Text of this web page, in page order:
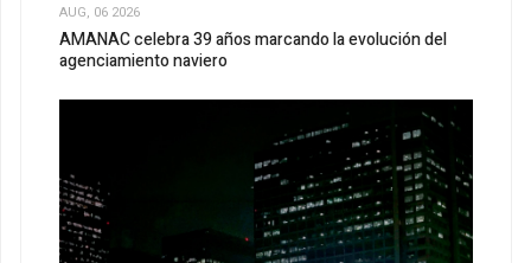
AUG, 06 2026
AMANAC celebra 39 años marcando la evolución del
agenciamiento naviero